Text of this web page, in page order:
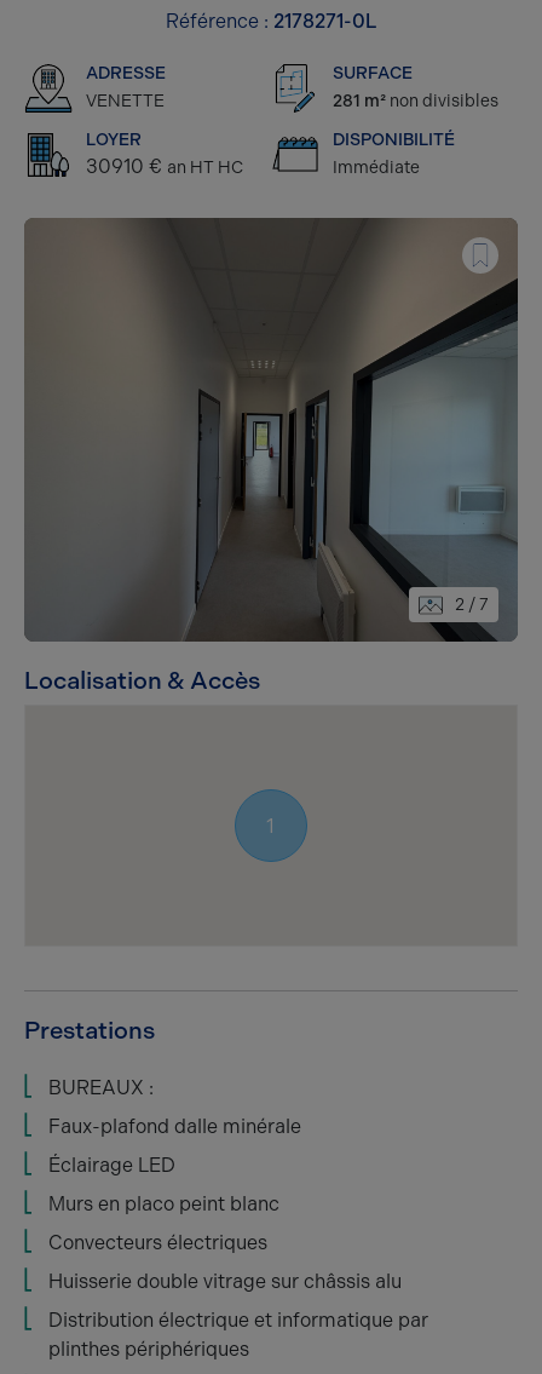
Référence : 2178271-0L
ADRESSE
VENETTE
SURFACE
281 m² non divisibles
LOYER
30910 € an HT HC
DISPONIBILITÉ
Immédiate
2 / 7
Localisation & Accès
1
Prestations
BUREAUX :
Faux-plafond dalle minérale
Éclairage LED
Murs en placo peint blanc
Convecteurs électriques
Huisserie double vitrage sur châssis alu
Distribution électrique et informatique par
plinthes périphériques